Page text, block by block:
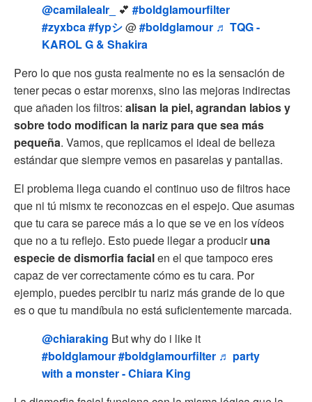
@camilalealr_
💕 #boldglamourfilter
#zyxbca#fypシ@#boldglamour ♬ TQG -
KAROL G & Shakira
Pero lo que nos gusta realmente no es la sensación de
tener pecas o estar morenxs, sino las mejoras indirectas
que añaden los filtros: alisan la piel, agrandan labios y
sobre todo modifican la nariz para que sea más
pequeña. Vamos, que replicamos el ideal de belleza
estándar que siempre vemos en pasarelas y pantallas.
El problema llega cuando el continuo uso de filtros hace
que ni tú mismx te reconozcas en el espejo. Que asumas
que tu cara se parece más a lo que se ve en los vídeos
que no a tu reflejo. Esto puede llegar a produciruna
especie de dismorfia facialen el que tampoco eres
capaz de ver correctamente cómo es tu cara. Por
ejemplo, puedes percibir tu nariz más grande de lo que
es o que tu mandíbula no está suficientemente marcada.
@chiaraking But why do i like it
#boldglamour#boldglamourfilter ♬ party
with a monster - Chiara King